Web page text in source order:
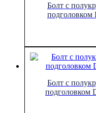
Болт с
Болт с
подголовком